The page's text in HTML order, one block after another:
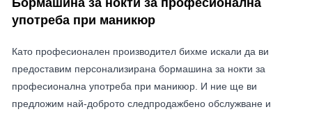
употреба при маникюр
Като професионален производител бихме искали да ви
предоставим персонализирана бормашина за нокти за
професионална употреба при маникюр. И ние ще ви
предложим най-доброто следпродажбено обслужване и